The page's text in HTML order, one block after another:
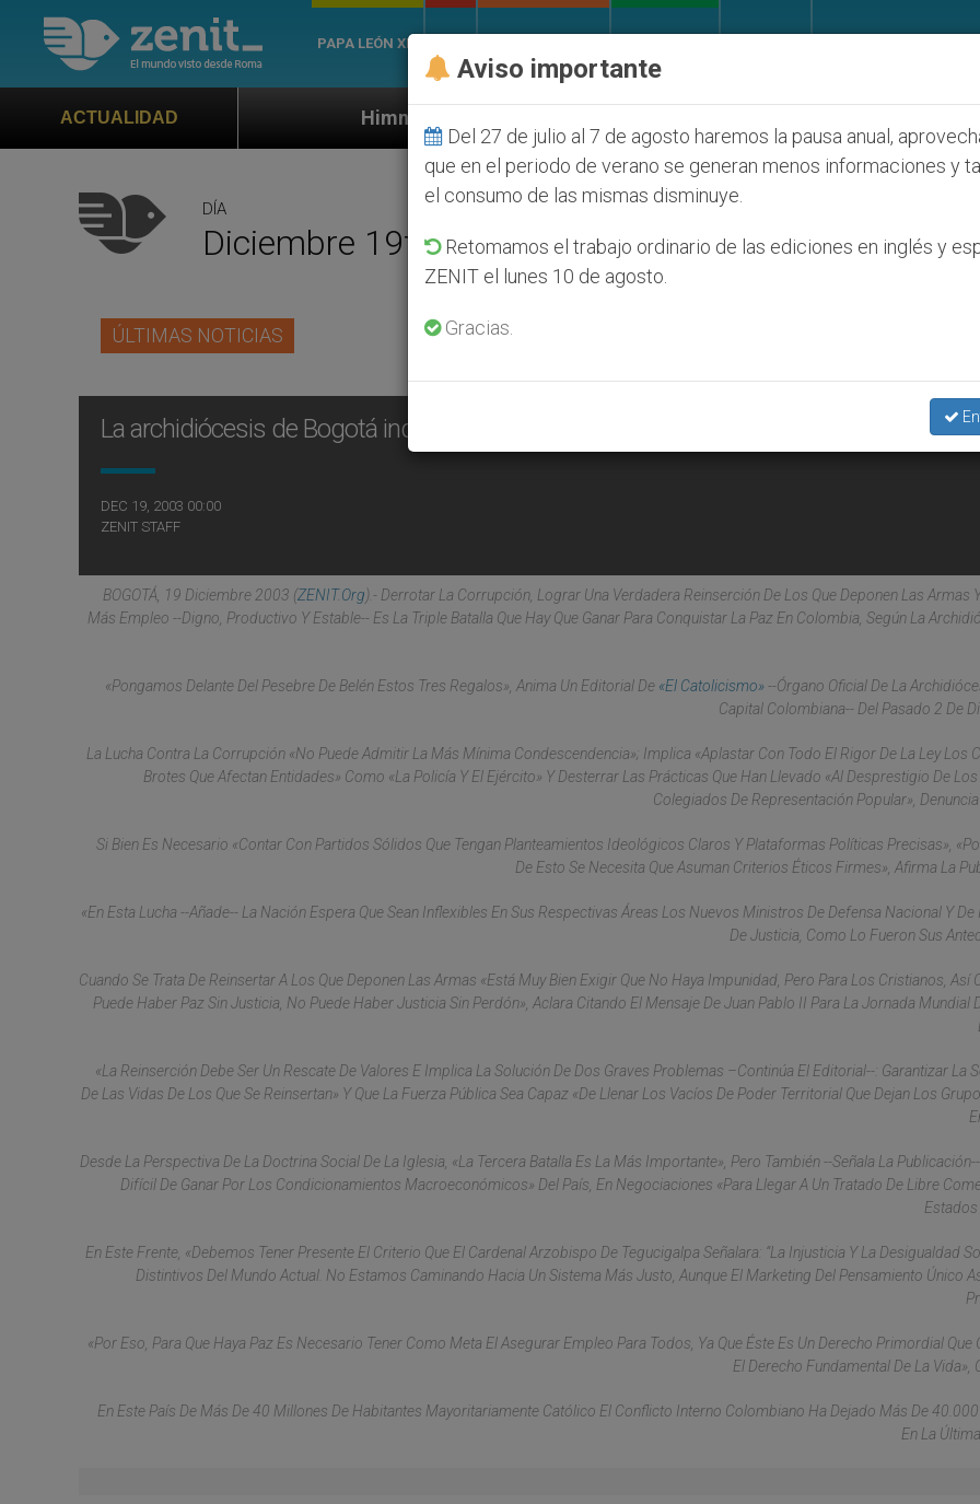
PAPA LEÓN XIV
ACTUALIDADHimno oficial de la Jornada Mundial de la Juventud Seúl 2027
DÍA
Diciembre 19th, 2003
ÚLTIMAS NOTICIAS
La archidiócesis de Bogotá indica tres frentes para conquistar la paz
DEC 19, 2003 00:00
ZENIT STAFF
BOGOTÁ, 19 Diciembre 2003 (ZENIT.org).- Derrotar La Corrupción, Lograr Una Verdadera Reinserción De Los Que Deponen Las Armas
Más Empleo --Digno, Productivo Y Estable-- Es La Triple Batalla Que Hay Que Ganar Para Conquistar La Paz En Colombia, Según La
«Pongamos Delante Del Pesebre De Belén Estos Tres Regalos», Anima Un Editorial De «El Catolicismo»--Órgano Oficial De La
Capital Colombiana-- Del Pasado 2 De
La Lucha Contra La Corrupción «no Puede Admitir La Más Mínima Condescendencia»; Implica «aplastar Con Todo El Rigor De La Ley Los
Brotes Que Afectan Entidades» Como «la Policía Y El Ejército» Y Desterrar Las Prácticas Que Han Llevado «al Desprestigio De
Colegiados De Representación Popular»,
Si Bien Es Necesario «contar Con Partidos Sólidos Que Tengan Planteamientos Ideológicos Claros Y Plataformas Políticas Precisas»,
De Esto Se Necesita Que Asuman Criterios Éticos Firmes», Afirma La
«En Esta Lucha --Añade-- La Nación Espera Que Sean Inflexibles En Sus Respectivas Áreas Los Nuevos Ministros De Defensa Nacional Y De
De Justicia, Como Lo Fueron Sus
Cuando Se Trata De Reinsertar A Los Que Deponen Las Armas «está Muy Bien Exigir Que No Haya Impunidad, Pero Para Los Cristianos, Así
Puede Haber Paz Sin Justicia, No Puede Haber Justicia Sin Perdón», Aclara Citando El Mensaje De Juan Pablo II Para La Jornada Mundial
«La Reinserción Debe Ser Un Rescate De Valores E Implica La Solución De Dos Graves Problemas –continúa El Editorial--: Garantizar La
De Las Vidas De Los Que Se Reinsertan» Y Que La Fuerza Pública Sea Capaz «de Llenar Los Vacíos De Poder Territorial Que Dejan Los
Desde La Perspectiva De La Doctrina Social De La Iglesia, «la Tercera Batalla Es La Más Importante», Pero También --Señala La
Difícil De Ganar Por Los Condicionamientos Macroeconómicos» Del País, En Negociaciones «para Llegar A Un Tratado De Libre
En Este Frente, «debemos Tener Presente El Criterio Que El Cardenal Arzobispo De Tegucigalpa Señalara: “La Injusticia Y La Desigualdad
Distintivos Del Mundo Actual. No Estamos Caminando Hacia Un Sistema Más Justo, Aunque El Marketing Del Pensamiento Único
«Por Eso, Para Que Haya Paz Es Necesario Tener Como Meta El Asegurar Empleo Para Todos, Ya Que Éste Es Un Derecho Primordial Que
El Derecho Fundamental De La Vida»,
En Este País De Más De 40 Millones De Habitantes Mayoritariamente Católico El Conflicto Interno Colombiano Ha Dejado Más De
En La
Aviso importante
Del 27 de julio al 7 de agosto haremos la pausa anual,
que en el periodo de verano se generan menos informaciones y
el consumo de las mismas disminuye.
Retomamos el trabajo ordinario de las ediciones en inglés y
ZENIT el lunes 10 de agosto.
Gracias.